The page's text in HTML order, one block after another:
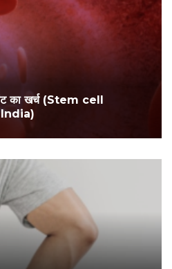
का खर्च (Stem cell